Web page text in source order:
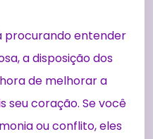
procurando entender
a disposição dos
de melhorar a
seu coração. Se você
ou conflito, eles